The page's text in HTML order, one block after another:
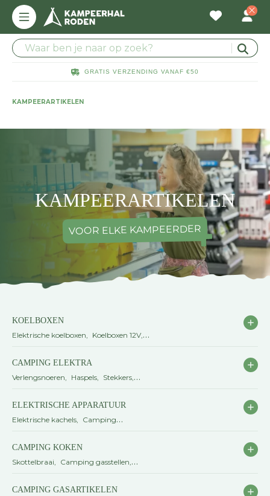
GRATIS VERZENDING VANAF €50
KAMPEERARTIKELEN
KAMPEERARTIKELEN
VOOR ELKE KAMPEERDER
KOELBOXEN
Elektrische koelboxen
Koelboxen 12V
Passieve koelboxen
Bekijk alle koelboxen
CAMPING ELEKTRA
Verlengsnoeren
Haspels
Stekkers
ELEKTRISCHE APPARATUUR
Elektrische kachels
Camping
waterkokers
Camping wasmachines
Camping ovens
Bekijk alle elektrische
CAMPING KOKEN
Skottelbraai
Camping gasstellen
Benzine branders
Bekijk alle camping
CAMPING GASARTIKELEN